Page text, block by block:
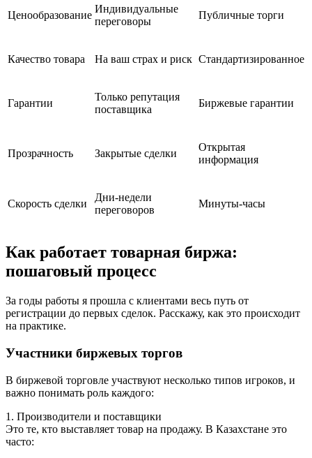
Ценообразование
Индивидуальные
переговоры
Публичные торги
Качество товара На ваш страх и риск Стандартизированное
Гарантии
Только репутация
поставщика
Биржевые гарантии
Прозрачность Закрытые сделки
Открытая
информация
Скорость сделки
Дни-недели
переговоров
Минуты-часы
Как работает товарная биржа:
пошаговый процесс
За годы работы я прошла с клиентами весь путь от
регистрации до первых сделок. Расскажу, как это происходит
на практике.
Участники биржевых торгов
В биржевой торговле участвуют несколько типов игроков, и
важно понимать роль каждого:
1. Производители и поставщики
Это те, кто выставляет товар на продажу. В Казахстане это
часто: